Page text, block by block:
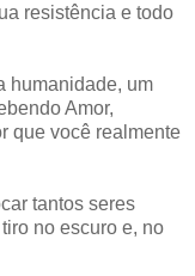
resistência e todo
humanidade, um
Amor,
que você realmente
tantos seres
no escuro e, no